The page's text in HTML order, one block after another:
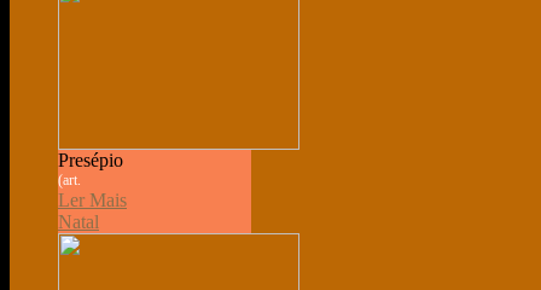
Presépio
(art.
Ler Mais
Natal